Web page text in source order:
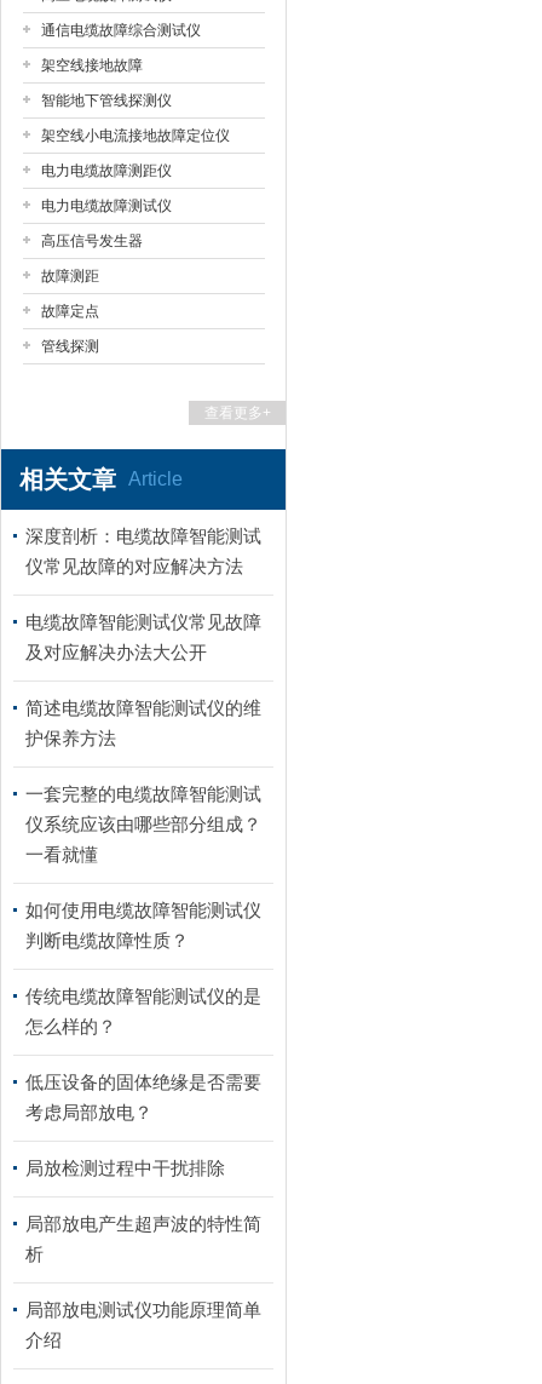
通信电缆故障综合测试仪
架空线接地故障
智能地下管线探测仪
架空线小电流接地故障定位仪
电力电缆故障测距仪
电力电缆故障测试仪
高压信号发生器
故障测距
故障定点
管线探测
查看更多+
相关文章 Article
深度剖析：电缆故障智能测试
仪常见故障的对应解决方法
电缆故障智能测试仪常见故障
及对应解决办法大公开
简述电缆故障智能测试仪的维
护保养方法
一套完整的电缆故障智能测试
仪系统应该由哪些部分组成？
一看就懂
如何使用电缆故障智能测试仪
判断电缆故障性质？
传统电缆故障智能测试仪的是
怎么样的？
低压设备的固体绝缘是否需要
考虑局部放电？
局放检测过程中干扰排除
局部放电产生超声波的特性简
析
局部放电测试仪功能原理简单
介绍